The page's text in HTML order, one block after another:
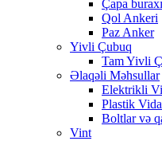
Çapa
Qol Ankeri
Paz Anker
Yivli Çubuq
Tam Yivli
Əlaqəli Məhsullar
Elektrikli
Plastik Vida
Boltlar və
Vint